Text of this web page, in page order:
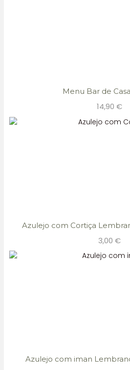
Menu Bar de
14,90 €
Azulejo com Cortiça
3,00 €
Azulejo com iman